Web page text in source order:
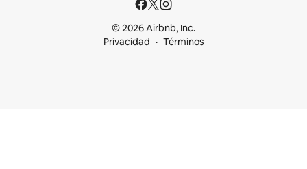
© 2026 Airbnb, Inc.
Privacidad
Términos